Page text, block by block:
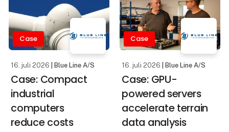
This means that
customers can use one
approved provider for
both NDT and thicknes
efficient industrial
computers built for long-
term reliability.
Maintai
Case
16. juli 2026 | Blue Line A/S
Case: Compact
industrial
computers
reduce costs
Case
16. juli 2026 | Blue Line A/S
Case: GPU-
powered servers
accelerate terrain
data analysis